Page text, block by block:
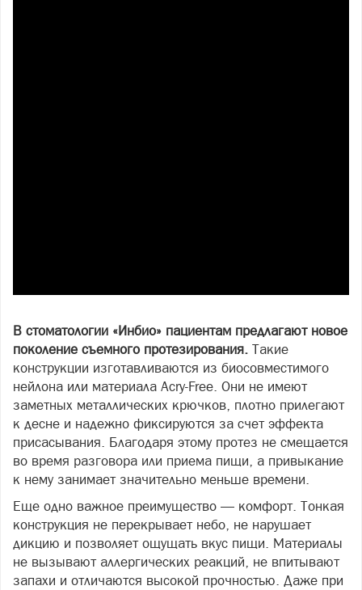
В стоматологии «Инбио» пациентам предлагают новое
поколение съемного протезирования. Такие
конструкции изготавливаются из биосовместимого
нейлона или материала Acry-Free. Они не имеют
заметных металлических крючков, плотно прилегают
к десне и надежно фиксируются за счет эффекта
присасывания. Благодаря этому протез не смещается
во время разговора или приема пищи, а привыкание
к нему занимает значительно меньше времени.
Еще одно важное преимущество — комфорт. Тонкая
конструкция не перекрывает небо, не нарушает
дикцию и позволяет ощущать вкус пищи. Материалы
не вызывают аллергических реакций, не впитывают
запахи и отличаются высокой прочностью. Даже при